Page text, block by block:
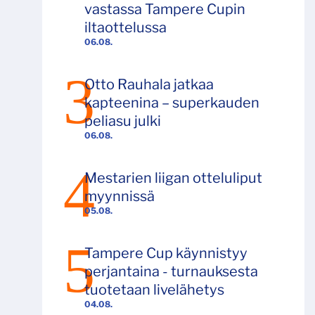
06.08.
vastassa Tampere Cupin
iltaottelussa
06.08.
Otto Rauhala jatkaa
kapteenina – superkauden
peliasu julki
05.08.
Mestarien liigan otteluliput
myynnissä
04.08.
Tampere Cup käynnistyy
perjantaina - turnauksesta
tuotetaan livelähetys